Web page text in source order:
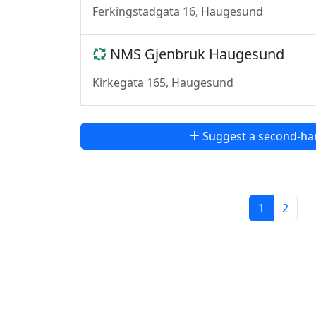
Ferkingstadgata 16, Haugesund
NMS Gjenbruk Haugesund
Kirkegata 165, Haugesund
Suggest a second-
1 2